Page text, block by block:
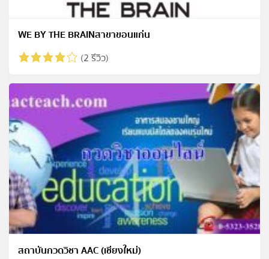
WE BY THE BRAINสาขาขอนแก่น
(2 รีวิว)
สถาบันกวดวิชา AAC (เชียงใหม่)